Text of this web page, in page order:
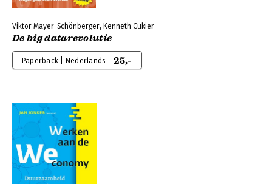
Viktor Mayer-Schönberger, Kenneth Cukier
De big datarevolutie
Paperback | Nederlands 25,-